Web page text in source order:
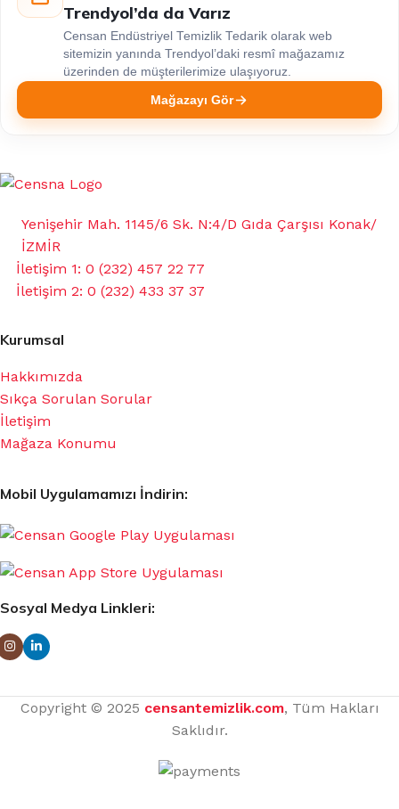
Trendyol’da da Varız
Censan Endüstriyel Temizlik Tedarik olarak web
sitemizin yanında Trendyol’daki resmî mağazamız
üzerinden de müşterilerimize ulaşıyoruz.
Mağazayı Gör
Yenişehir Mah. 1145/6 Sk. N:4/D Gıda Çarşısı Konak/
İZMİR
İletişim 1: 0 (232) 457 22 77
İletişim 2: 0 (232) 433 37 37
Kurumsal
Hakkımızda
Sıkça Sorulan Sorular
İletişim
Mağaza Konumu
Mobil Uygulamamızı İndirin:
Sosyal Medya Linkleri:
Copyright © 2025 censantemizlik.com, Tüm Hakları
Saklıdır.